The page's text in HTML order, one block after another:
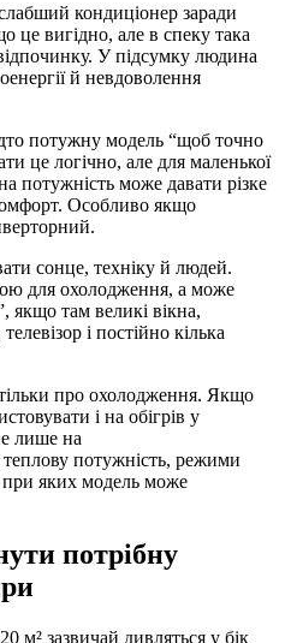
кондиціонер заради
це вигідно, але в спеку така
У підсумку людина
й невдоволення
потужну модель “щоб точно
це логічно, але для маленької
потужність може давати різке
Особливо якщо
сонце, техніку й людей.
для охолодження, а може
там великі вікна,
і постійно кілька
про охолодження. Якщо
і на обігрів у
лише на
потужність, режими
при яких модель може
потрібну
м² зазвичай дивляться у бік